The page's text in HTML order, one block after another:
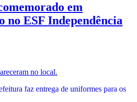
em
no ESF Independência
no local.